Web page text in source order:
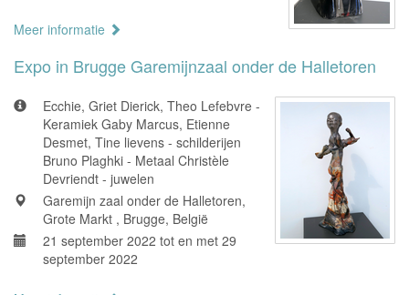
Meer informatie
Expo in Brugge Garemijnzaal onder de Halletoren
Ecchie, Griet Dierick, Theo Lefebvre -
Keramiek Gaby Marcus, Etienne
Desmet, Tine lievens - schilderijen
Bruno Plaghki - Metaal Christèle
Devriendt - juwelen
Garemijn zaal onder de Halletoren,
Grote Markt , Brugge, België
21 september 2022 tot en met 29
september 2022